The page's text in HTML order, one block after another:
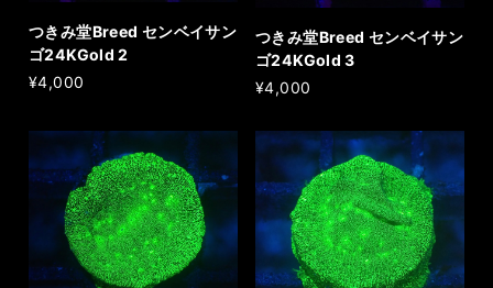
つきみ堂Breed センベイサン
ゴ24KGold 2
¥4,000
つきみ堂Breed センベイサン
ゴ24KGold 3
¥4,000